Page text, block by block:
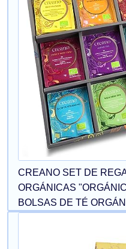
CREANO SET DE
ORGÁNICAS
BOLSAS DE TÉ